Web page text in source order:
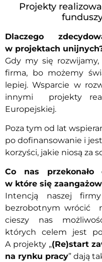
Projekty
Dlaczego
w projektach
Gdy my się
firma, bo możemy
lepiej. Wsparcie w
innymi projekty
Europejskiej.
Poza tym od lat
po dofinansowanie i
korzyści, jakie niosą za
Co nas
w które się
Intencją naszej
bezrobotnym wrócić
cieszy nas
których celem jest
A projekty „(Re)start
na rynku pracy” dają